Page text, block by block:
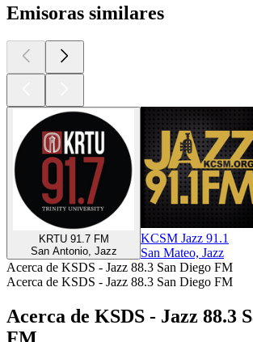
Emisoras similares
KRTU 91.7 FM
San Antonio, Jazz
KCSM Jazz 91.1
San Mateo, Jazz
Acerca de KSDS - Jazz 88.3 San Diego FM
Acerca de KSDS - Jazz 88.3 San Diego FM
Acerca de KSDS - Jazz 88.3
FM